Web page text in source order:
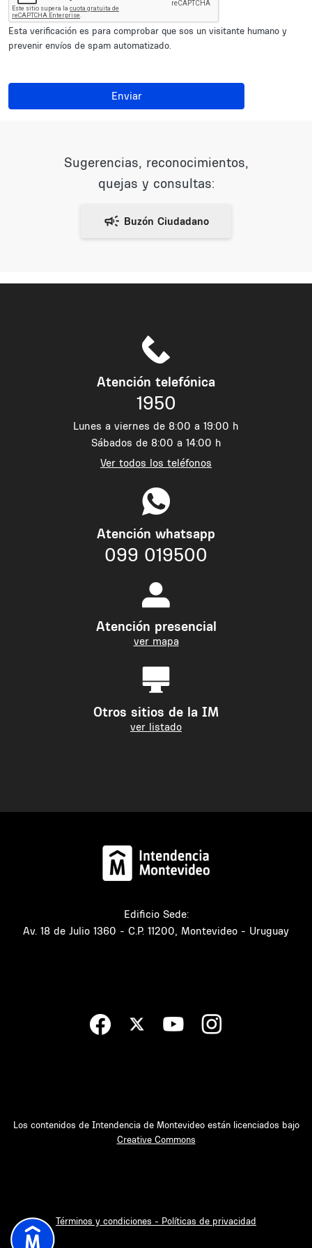
Esta verificación es para comprobar que sos un visitante humano y
prevenir envíos de spam automatizado.
Enviar
Sugerencias, reconocimientos,
quejas y consultas:
Atención telefónica
1950
Lunes a viernes de 8:00 a 19:00 h
Sábados de 8:00 a 14:00 h
Ver todos los teléfonos
Atención whatsapp
099 019500
Atención presencial
ver mapa
Otros sitios de la IM
ver listado
Edificio Sede:
Av. 18 de Julio 1360 - C.P. 11200, Montevideo - Uruguay
Los contenidos de Intendencia de Montevideo están licenciados bajo
Creative Commons
Términos y condiciones - Políticas de privacidad